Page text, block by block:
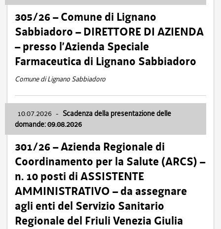
305/26 – Comune di Lignano
Sabbiadoro – DIRETTORE DI AZIENDA
– presso l’Azienda Speciale
Farmaceutica di Lignano Sabbiadoro
Comune di Lignano Sabbiadoro
10.07.2026 - Scadenza della presentazione delle
domande: 09.08.2026
301/26 – Azienda Regionale di
Coordinamento per la Salute (ARCS) –
n. 10 posti di ASSISTENTE
AMMINISTRATIVO – da assegnare
agli enti del Servizio Sanitario
Regionale del Friuli Venezia Giulia